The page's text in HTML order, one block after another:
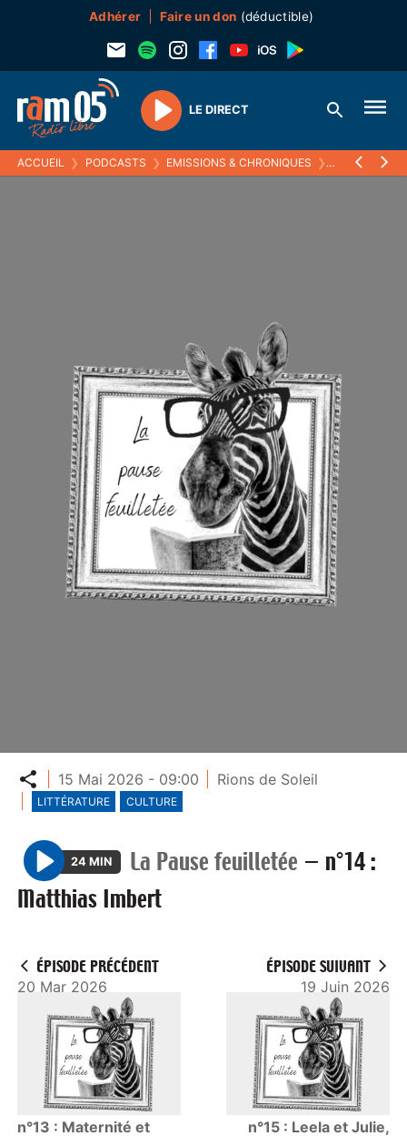
Adhérer Faire un don (déductible)
Play
LE DIRECT
ACCUEIL ❯ PODCASTS ❯ EMISSIONS & CHRONIQUES ❯ LA PAUSE
Partager
15 Mai 2026 - 09:00 Rions de Soleil
LITTÉRATURE CULTURE
P
l
24 MIN La Pause feuilletée — n°14 :
Matthias Imbert
ÉPISODE PRÉCÉDENT
20 Mar 2026
n°13 : Maternité et
ÉPISODE SUIVANT
19 Juin 2026
n°15 : Leela et Julie,